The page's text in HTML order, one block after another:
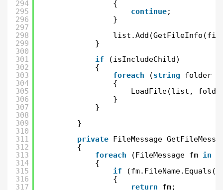
294
295
296
297
298
299
300
301
302
303
304
305
306
307
308
309
310
311
312
313
314
315
316
317
{
continue;
}
}
if
(isIncludeChild)
{
foreach
(string folder
{
LoadFile(list,
}
}
}
private FileMessage
{
foreach
(FileMessage fm in
{
if
{
return
fm;